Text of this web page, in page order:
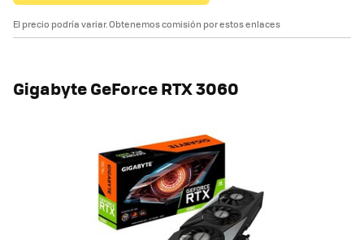
El precio podría variar. Obtenemos comisión por estos enlaces
Gigabyte GeForce RTX 3060